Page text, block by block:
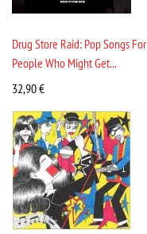
Drug Store Raid: Pop Songs For
People Who Might Get...
32,90€